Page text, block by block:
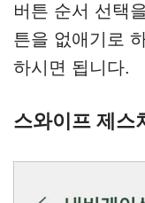
버튼 순서 선택
튼을 없애기로
하시면 됩니다.
스와이프 제스